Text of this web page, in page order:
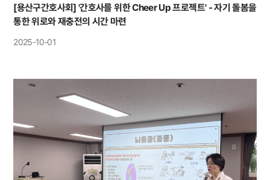
[용산구간호사회] '간호사를 위한 Cheer Up 프로젝트' - 자기 돌봄을
통한 위로와 재충전의 시간 마련
2025-10-01